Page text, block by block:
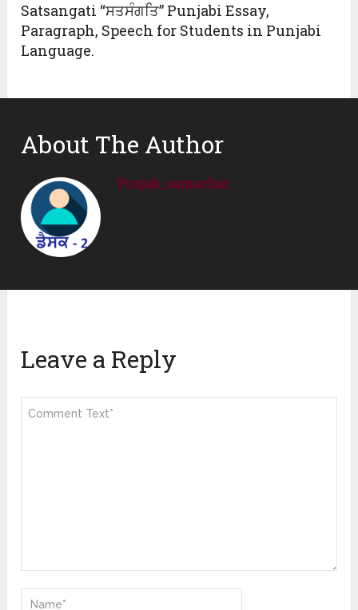
Satsangati “ਸਤਸੰਗਤਿ” Punjabi Essay,
Paragraph, Speech for Students in Punjabi
Language.
About The Author
Punjab_samachar
Leave a Reply